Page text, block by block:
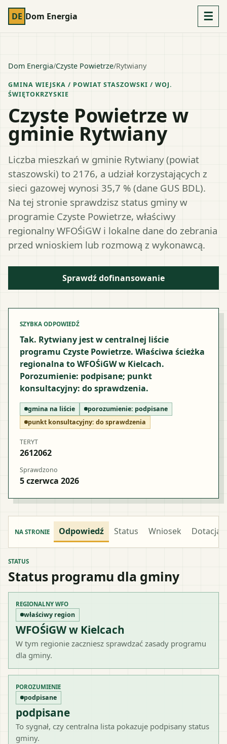
DE Dom Energia ☰
Dom Energia/Czyste Powietrze/Rytwiany
GMINA WIEJSKA / POWIAT STASZOWSKI / WOJ.
ŚWIĘTOKRZYSKIE
Czyste Powietrze w
gminie Rytwiany
Liczba mieszkań w gminie Rytwiany (powiat
staszowski) to 2176, a udział korzystających z
sieci gazowej wynosi 35,7 % (dane GUS BDL).
Na tej stronie sprawdzisz status gminy w
programie Czyste Powietrze, właściwy
regionalny WFOŚiGW i lokalne dane do zebrania
przed wnioskiem lub rozmową z wykonawcą.
Sprawdź dofinansowanie
SZYBKA ODPOWIEDŹ
Tak. Rytwiany jest w centralnej liście
programu Czyste Powietrze. Właściwa ścieżka
regionalna to WFOŚiGW w Kielcach.
Porozumienie: podpisane; punkt
konsultacyjny: do sprawdzenia.
gmina na liście porozumienie: podpisane
punkt konsultacyjny: do sprawdzenia
TERYT
2612062
Sprawdzono
5 czerwca 2026
NA STRONIE Odpowiedź Status Wniosek Dotacja
STATUS
Status programu dla gminy
REGIONALNY WFO
właściwy region
WFOŚiGW w Kielcach
W tym regionie zaczniesz sprawdzać zasady programu
dla gminy.
POROZUMIENIE
podpisane
podpisane
To sygnał, czy centralna lista pokazuje podpisany status
gminy.